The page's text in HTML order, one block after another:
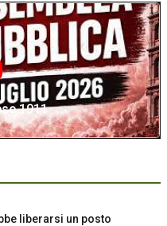
1911
liberarsi un posto